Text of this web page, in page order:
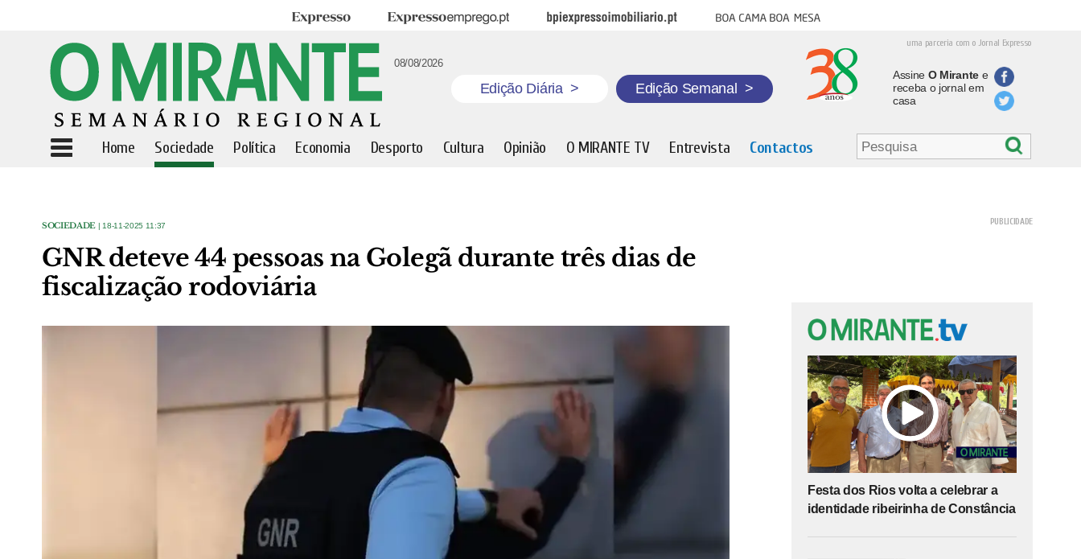
Expresso Expresso Emprego BPI Expresso Imobiliário Boa cama boa mesa
uma parceria com o Jornal Expresso
08/08/2026
Edição Diária > Edição Semanal >
Assine O Mirantee
receba o jornal em
casa
Home Sociedade Política Economia Desporto Cultura Opinião O MIRANTE TV Entrevista Contactos
SOCIEDADE | 18-11-2025 11:37
GNR deteve 44 pessoas na Golegã durante três dias de
fiscalização rodoviária
Festa dos Rios volta a celebrar a
identidade ribeirinha de Constância